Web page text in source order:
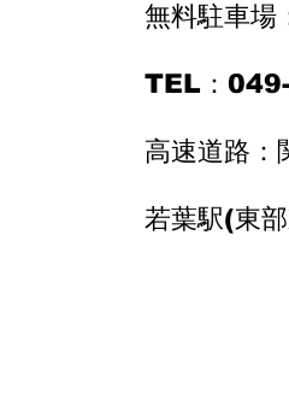
無料駐車場
TEL：
高速道路
若葉駅(東